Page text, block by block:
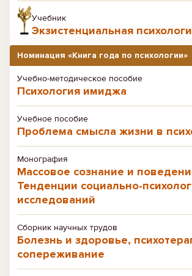
Учебник
Экзистенциальная
Номинация «Книга года по психологии»
Учебно-методическое пособие
Психология имиджа
Учебное пособие
Проблема смысла жизни в
Монография
Массовое сознание и
Тенденции социально-
исследований
Сборник научных трудов
Болезнь и здоровье,
сопереживание